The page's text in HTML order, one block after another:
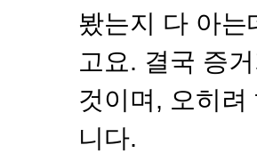
봤는지 다 아는
고요. 결국 증
것이며, 오히
니다.